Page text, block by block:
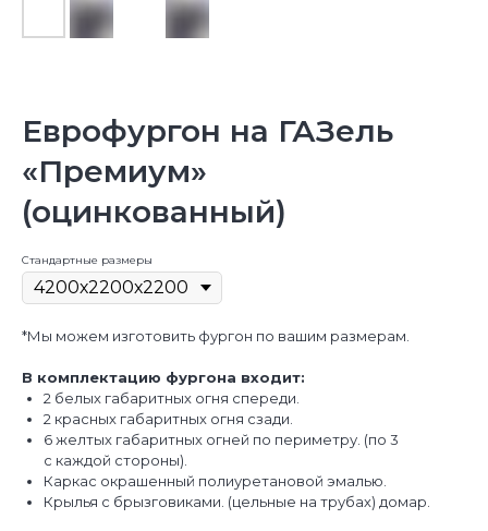
Еврофургон на ГАЗель
«Премиум»
(оцинкованный)
Стандартные размеры
*Мы можем изготовить фургон по вашим размерам.
В комплектацию фургона входит:
2 белых габаритных огня спереди.
2 красных габаритных огня сзади.
6 желтых габаритных огней по периметру. (по 3
с каждой стороны).
Каркас окрашенный полиуретановой эмалью.
Крылья с брызговиками. (цельные на трубах) домар.